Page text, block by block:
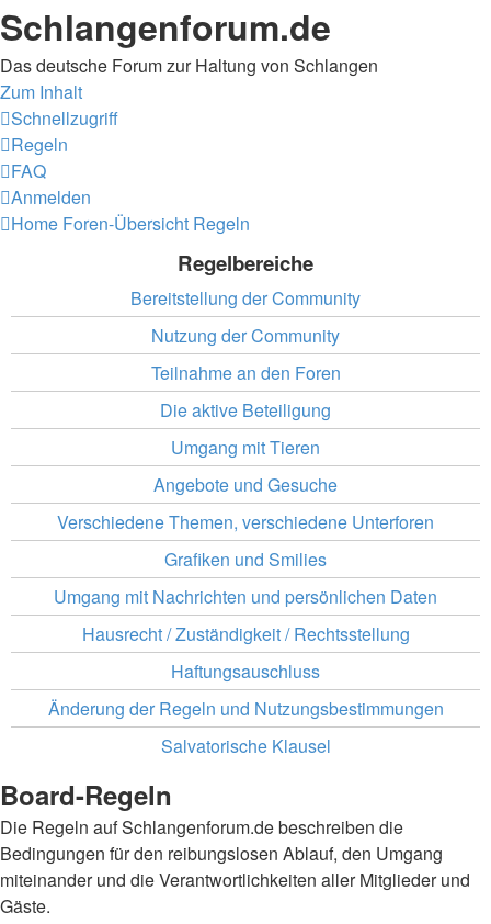
Schlangenforum.de
Das deutsche Forum zur Haltung von Schlangen
Zum Inhalt
Schnellzugriff
Regeln
FAQ
Anmelden
Home Foren-Übersicht Regeln
Regelbereiche
Bereitstellung der Community
Nutzung der Community
Teilnahme an den Foren
Die aktive Beteiligung
Umgang mit Tieren
Angebote und Gesuche
Verschiedene Themen, verschiedene Unterforen
Grafiken und Smilies
Umgang mit Nachrichten und persönlichen Daten
Hausrecht / Zuständigkeit / Rechtsstellung
Haftungsauschluss
Änderung der Regeln und Nutzungsbestimmungen
Salvatorische Klausel
Board-Regeln
Die Regeln auf Schlangenforum.de beschreiben die
Bedingungen für den reibungslosen Ablauf, den Umgang
miteinander und die Verantwortlichkeiten aller Mitglieder und
Gäste.